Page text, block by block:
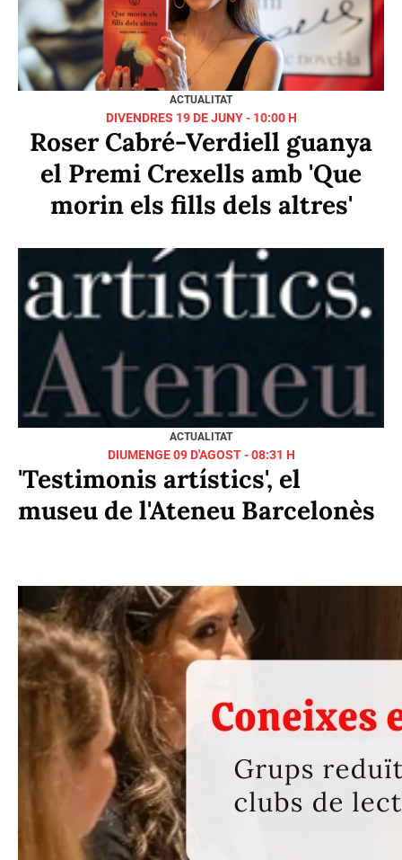
ACTUALITAT
DIVENDRES 19 DE JUNY - 10:00 H
Roser Cabré-Verdiell guanya
el Premi Crexells amb 'Que
morin els fills dels altres'
ACTUALITAT
DIUMENGE 09 D'AGOST - 08:31 H
'Testimonis artístics', el
museu de l'Ateneu Barcelonès